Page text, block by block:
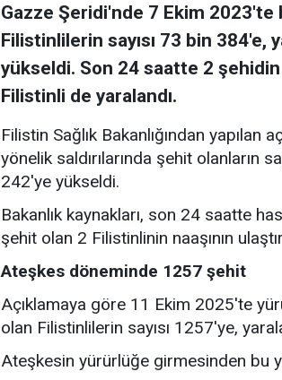
Gazze Şeridi'nde 7 Ekim 2023'te
Filistinlilerin sayısı 73 bin 384'e,
yükseldi. Son 24 saatte 2 şehidin
Filistinli de yaralandı.
Filistin Sağlık Bakanlığından
yönelik saldırılarında şehit olanların
242'ye yükseldi.
Bakanlık kaynakları, son 24 saatte
şehit olan 2 Filistinlinin naaşının
Ateşkes döneminde 1257 şehit
Açıklamaya göre 11 Ekim 2025'te
olan Filistinlilerin sayısı 1257'ye,
Ateşkesin yürürlüğe girmesinden bu